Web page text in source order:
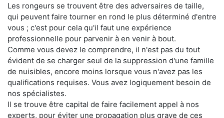
Les rongeurs se trouvent être des adversaires de taille,
qui peuvent faire tourner en rond le plus déterminé d'entre
vous ; c'est pour cela qu'il faut une expérience
professionnelle pour parvenir à en venir à bout.
Comme vous devez le comprendre, il n'est pas du tout
évident de se charger seul de la suppression d'une famille
de nuisibles, encore moins lorsque vous n'avez pas les
qualifications requises. Vous avez logiquement besoin de
nos spécialistes.
Il se trouve être capital de faire facilement appel à nos
experts, pour éviter une propagation plus grave de ces